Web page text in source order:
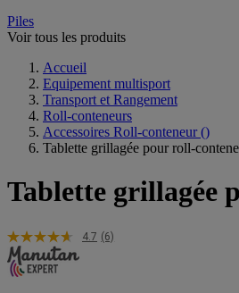
Piles
Voir tous les produits
Accueil
Equipement multisport
Transport et Rangement
Roll-conteneurs
Accessoires Roll-conteneur ()
Tablette grillagée pour roll-
Tablette grillagée
4.7 (6)